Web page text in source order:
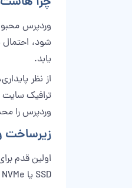
شود، احتمال
یابد.
وردپرس را
زیرساخت
SSD یا NVMe با حداقل ۱۰ تا ۲۰ گیگابایت، نقطه شروع منطقی است. برای فروشگاه‌های ووکامرس یا سایت‌های پرترافیک، منابع بالاتر یا مهاجرت به VPS پیشنهاد می‌شود.